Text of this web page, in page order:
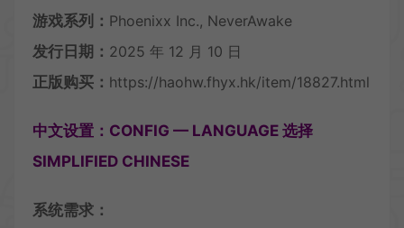
游戏系列： Phoenixx Inc., NeverAwake
发行日期： 2025 年 12 月 10 日
正版购买： https://haohw.fhyx.hk/item/18827.html
中文设置：CONFIG — LANGUAGE 选择
SIMPLIFIED CHINESE
系统需求：